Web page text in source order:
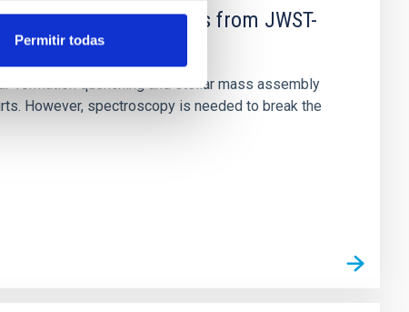
Permitir todas
abundance gradients from JWST-
formation quenching and stellar mass assembly
However, spectroscopy is needed to break the